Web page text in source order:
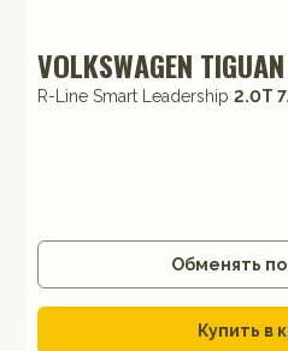
VOLKSWAGEN
R-Line Smart Leadership 2.0T
Обменять
Купить в